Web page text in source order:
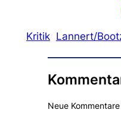
Kritik Lannert/
Neue